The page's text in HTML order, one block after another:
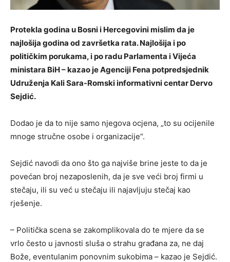
Protekla godina u Bosni i Hercegovini mislim da je
najlošija godina od završetka rata. Najlošija i po
političkim porukama, i po radu Parlamenta i Vijeća
ministara BiH – kazao je Agenciji Fena potpredsjednik
Udruženja Kali Sara-Romski informativni centar Dervo
Sejdić.
Dodao je da to nije samo njegova ocjena, „to su ocijenile
mnoge stručne osobe i organizacije“.
Sejdić navodi da ono što ga najviše brine jeste to da je
povećan broj nezaposlenih, da je sve veći broj firmi u
stečaju, ili su već u stečaju ili najavljuju stečaj kao
rješenje.
– Politička scena se zakomplikovala do te mjere da se
vrlo često u javnosti sluša o strahu građana za, ne daj
Bože, eventulanim ponovnim sukobima – kazao je Sejdić.